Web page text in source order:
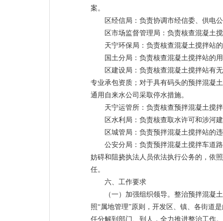
案。
区经信局：负责协调市经信委、供电
区市场监督管理局：负责核查混凝土
天宁环保局：负责核查混凝土搅拌站
国土分局：负责核查混凝土搅拌站的
区建设局：负责核查混凝土搅拌站有
专业承包资质；对于具有码头的预拌混凝
通用自来水公司采取停水措施。
天宁运管所：负责核查预拌混凝土搅
区水利局：负责核查取水许可和涉河
区城管局：负责预拌混凝土搅拌站的
公安分局：负责预拌混凝土搅拌车道
妨碍和阻挠执法人员依法执行公务的，依
任。
六、工作要求
（一）加强组织领导。整治预拌混凝
照“属地管理”原则，开发区、镇、各街道
任分解到部门、到人，全力推进整治工作